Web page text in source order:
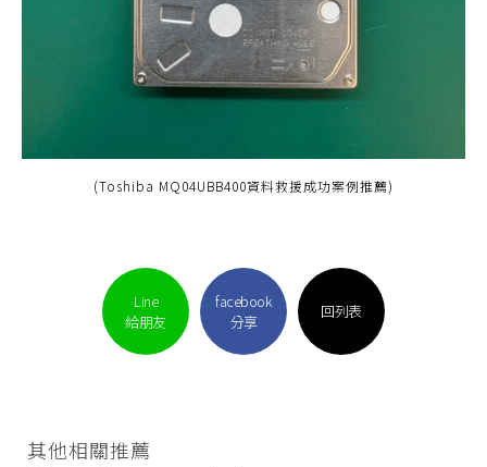
(Toshiba MQ04UBB400資料救援成功案例推薦)
Line
給朋友
facebook
分享
回列表
其他相關推薦